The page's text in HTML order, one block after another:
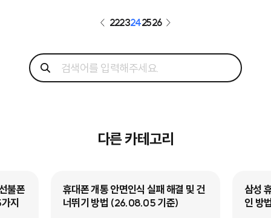
2223242526
다른 카테고리
불폰
지
휴대폰 개통 안면인식 실패 해결 및 건
너뛰기 방법 (26.08.05 기준)
삼성
인 방